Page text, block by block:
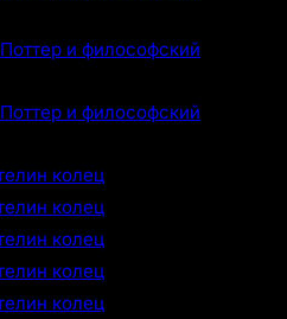
и философский
и философский
колец
колец
колец
колец
колец